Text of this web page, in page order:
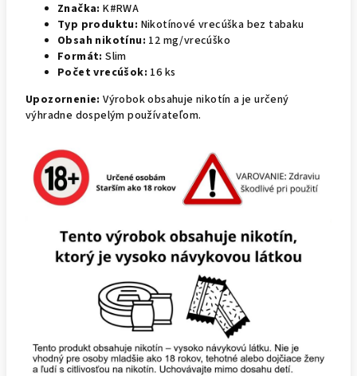
Značka: K#RWA
Typ produktu: Nikotínové vrecúška bez tabaku
Obsah nikotínu: 12 mg/vrecúško
Formát: Slim
Počet vrecúšok: 16 ks
Upozornenie: Výrobok obsahuje nikotín a je určený
výhradne dospelým používateľom.